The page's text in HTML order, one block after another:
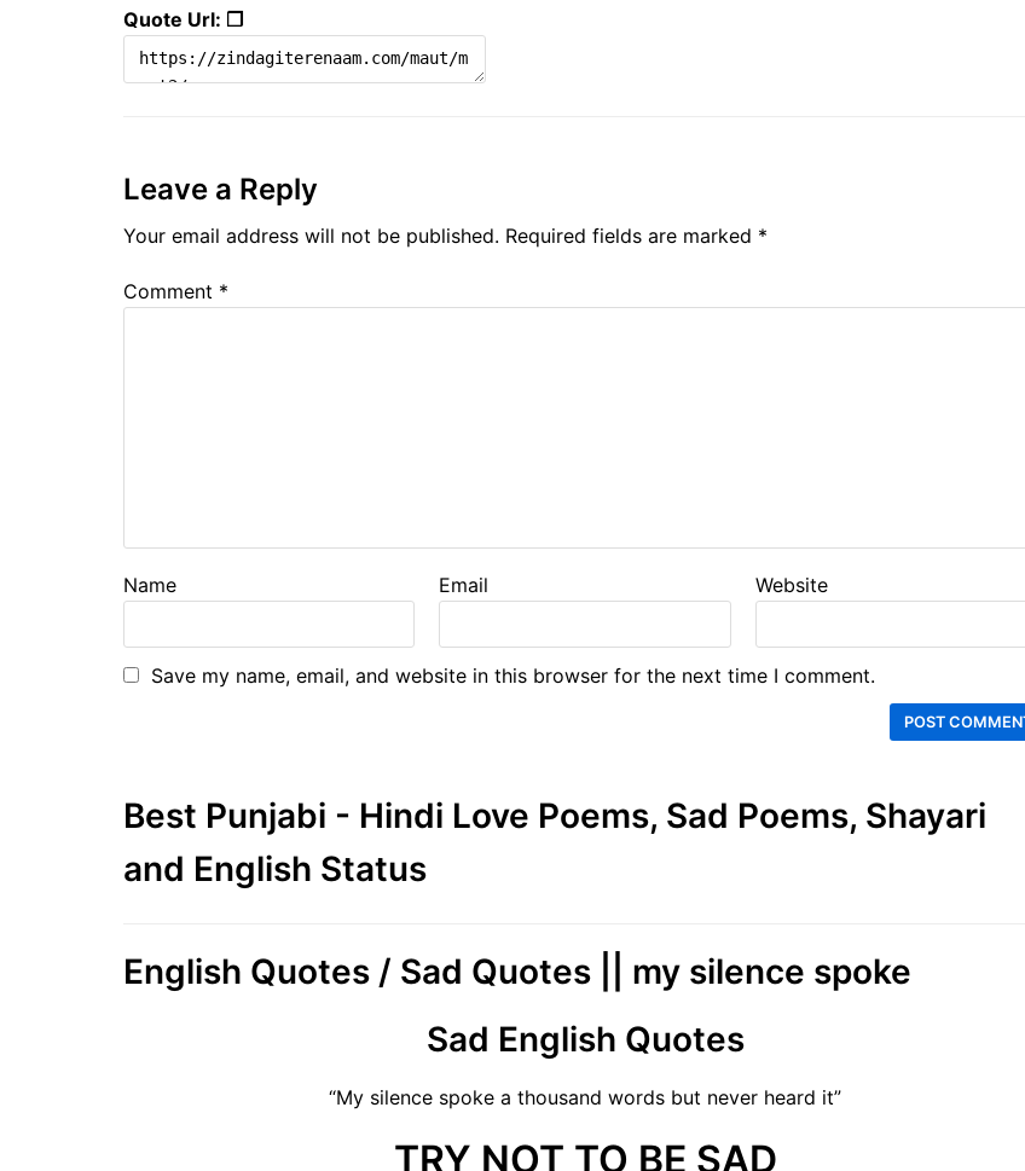
Quote Url: ❐
Leave a Reply
Your email address will not be published. Required fields are marked *
Comment *
Name Email Website
Save my name, email, and website in this browser for the next time I comment.
Best Punjabi - Hindi Love Poems, Sad Poems, Shayari
and English Status
English Quotes / Sad Quotes || my silence spoke
Sad English Quotes
“My silence spoke a thousand words but never heard it”
TRY NOT TO BE SAD